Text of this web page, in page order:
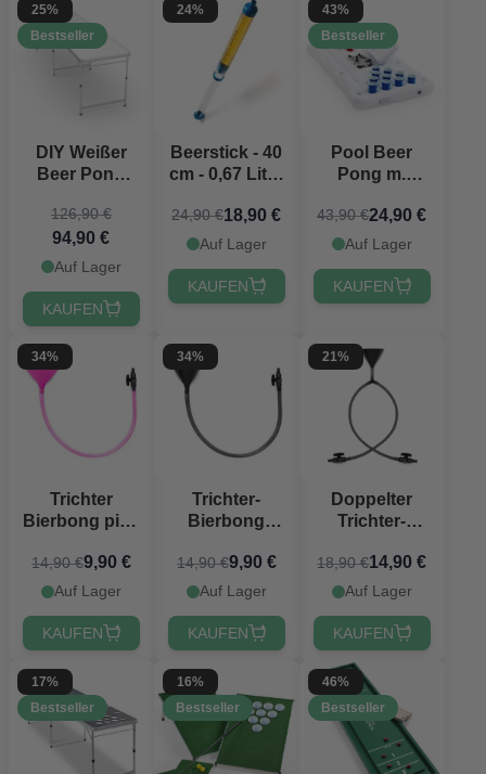
25%
Bestseller
DIY Weißer
Beer Pong
Offizielle Ziele
126,90 €
94,90 €
Auf Lager
KAUFEN
24%
Beerstick - 40
cm - 0,67 Liter
24,90 €18,90 €
Auf Lager
KAUFEN
43%
Bestseller
Pool Beer
Pong m.
180x91 cm
PartyVikings
43,90 €24,90 €
Auf Lager
KAUFEN
34%
Trichter
Bierbong pink
14,90 €9,90 €
Auf Lager
KAUFEN
34%
Trichter-
Bierbong
Meter
14,90 €9,90 €
Auf Lager
KAUFEN
21%
Doppelter
Trichter-
schwarz
18,90 €14,90 €
Auf Lager
KAUFEN
17%
Bestseller
16%
Bestseller
46%
Bestseller